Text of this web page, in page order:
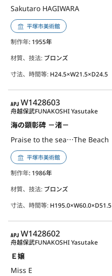
Sakutaro HAGIWARA
平塚市美術館
制作年: 1955年
材質、技法: ブロンズ
寸法、時間等: H24.5×W21.5×D24.5
APJ
W1428603
海の顕彰碑 －渚－
Praise to the sea⋯The Beach
舟越保武FUNAKOSHI Yasutake
平塚市美術館
制作年: 1986年
材質、技法: ブロンズ
寸法、時間等: H195.0×W60.0×D51.5
APJ
W1428602
Ｅ嬢
Miss E
舟越保武FUNAKOSHI Yasutake